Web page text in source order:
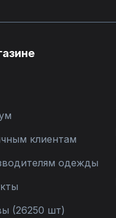
клиентам
одежды
(26250 шт)